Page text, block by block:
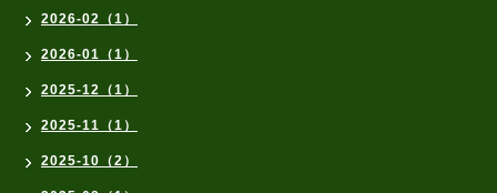
2026-02（1）
2026-01（1）
2025-12（1）
2025-11（1）
2025-10（2）